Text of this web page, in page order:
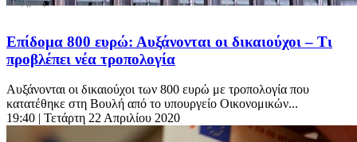
Επίδομα 800 ευρώ: Αυξάνονται οι δικαιούχοι – Τι
προβλέπει νέα τροπολογία
Αυξάνονται οι δικαιούχοι των 800 ευρώ με τροπολογία που
κατατέθηκε στη Βουλή από το υπουργείο Οικονομικών...
19:40 | Τετάρτη 22 Απριλίου 2020